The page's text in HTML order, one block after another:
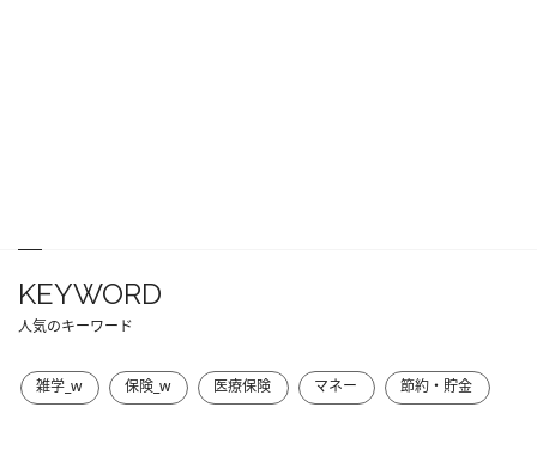
KEYWORD
人気のキーワード
雑学_w 保険_w 医療保険 マネー 節約・貯金